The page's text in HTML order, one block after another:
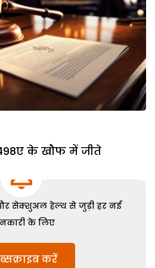
498ए के खौफ में जीते
सेक्शुअल हेल्थ से जुड़ी हर नई
के लिए
करें